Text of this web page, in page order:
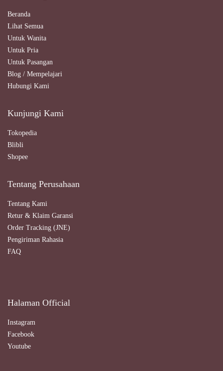
Beranda
Lihat Semua
Untuk Wanita
Untuk Pria
Untuk Pasangan
Blog / Mempelajari
Hubungi Kami
Kunjungi Kami
Tokopedia
Blibli
Shopee
Tentang Perusahaan
Tentang Kami
Retur & Klaim Garansi
Order Tracking (JNE)
Pengiriman Rahasia
FAQ
Halaman Official
Instagram
Facebook
Youtube